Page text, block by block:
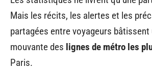
Mais les récits, les alertes et les
partagées entre voyageurs bâtissent
mouvante des lignes de métro les
Paris.